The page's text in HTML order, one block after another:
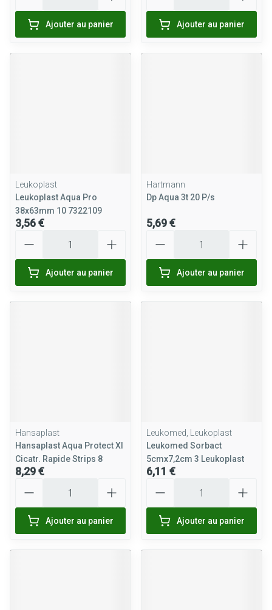
Ajouter au panier Ajouter au panier
Leukoplast
Leukoplast Aqua Pro
38x63mm 10 7322109
3,56 €
Ajouter au panier
Hartmann
Dp Aqua 3t 20 P/s
5,69 €
Ajouter au panier
Hansaplast
Hansaplast Aqua Protect Xl
Cicatr. Rapide Strips 8
8,29 €
Ajouter au panier
Leukomed, Leukoplast
Leukomed Sorbact
5cmx7,2cm 3 Leukoplast
6,11 €
Ajouter au panier